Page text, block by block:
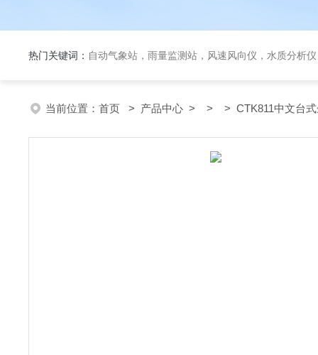
热门关键词： 自动气象站，雨量监测站，风速风向仪，水质分析
当前位置： 首页 > 产品中心 > > > CTK811中文台式